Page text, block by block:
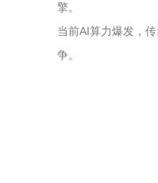
擎。
当前AI算力爆发，
争。